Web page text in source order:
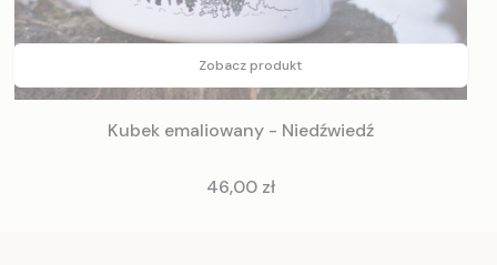
Zobacz produkt
Kubek emaliowany - Niedźwiedź
Cena
46,00 zł